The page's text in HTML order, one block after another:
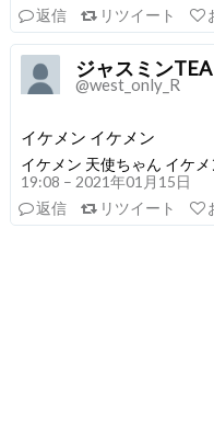
返信
リツイート
ジャスミンTEA
@west_only_R
イケメン イケメン
イケメン 天使ちゃん イケメ
19:08 – 2021年01月15日
返信
リツイート